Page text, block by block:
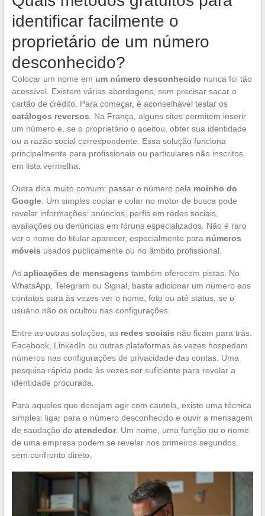
identificar facilmente o
proprietário de um número
desconhecido?
Colocar um nome em um número desconhecido nunca foi tão
acessível. Existem várias abordagens, sem precisar sacar o
cartão de crédito. Para começar, é aconselhável testar os
catálogos reversos . Na França, alguns sites permitem inserir
um número e, se o proprietário o aceitou, obter sua identidade
ou a razão social correspondente. Essa solução funciona
principalmente para profissionais ou particulares não inscritos
em lista vermelha.
Outra dica muito comum: passar o número pela moinho do
Google. Um simples copiar e colar no motor de busca pode
revelar informações: anúncios, perfis em redes sociais,
avaliações ou denúncias em fóruns especializados. Não é raro
ver o nome do titular aparecer, especialmente para números
móveis usados publicamente ou no âmbito profissional.
As aplicações de mensagens também oferecem pistas. No
WhatsApp, Telegram ou Signal, basta adicionar um número aos
contatos para às vezes ver o nome, foto ou até status, se o
usuário não os ocultou nas configurações.
Entre as outras soluções, as redes sociais não ficam para trás.
Facebook, LinkedIn ou outras plataformas às vezes hospedam
números nas configurações de privacidade das contas. Uma
pesquisa rápida pode às vezes ser suficiente para revelar a
identidade procurada.
Para aqueles que desejam agir com cautela, existe uma técnica
simples: ligar para o número desconhecido e ouvir a mensagem
de saudação do atendedor. Um nome, uma função ou o nome
de uma empresa podem se revelar nos primeiros segundos,
sem confronto direto.